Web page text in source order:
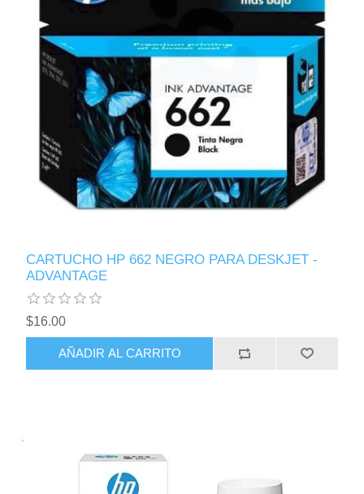
CARTUCHO HP 662 NEGRO PARA DESKJET -
ADVANTAGE
$16.00
AÑADIR AL CARRITO